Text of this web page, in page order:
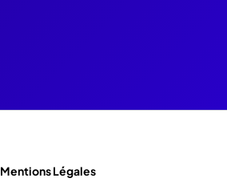
Mentions Légales